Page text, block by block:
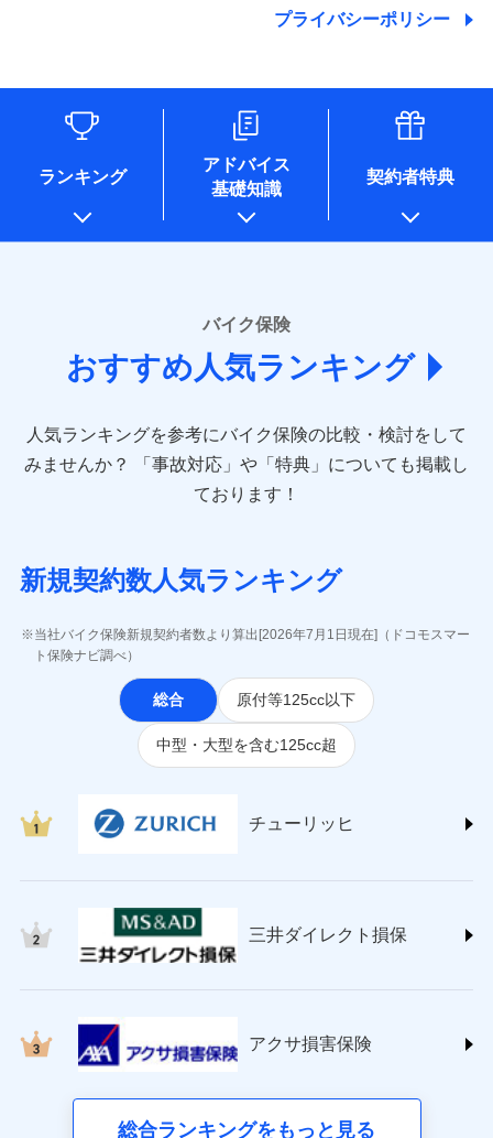
た維持管理等の委託業務遂行のため、またそれらに付帯、関
情報を取引のある他の保険会社の商品・サービスをご提案す
るために利用させていただくことがあります。）
各種セミナーの開催のため
アンケートやキャンペーン等の実施のため
上記に係る案内・手続き・管理等付帯業務を行うため
* 当社が委託を受けている保険会社の情報は、保険会社
のホームページに掲載しておりますので、ご確認くださ
あいおいニッセイ同和損害保険株式会社
(https://www.aioinissaydowa.co.jp/)
アクサ損害保険株式会社 (https://www.axa-
アニコム損害保険株式会社 (https://www.anicom-
sompo.co.jp/)
東京海上ダイレクト損害保険株式会社
(https://www.e-design.net/)
ＳＢＩ損害保険株式会社
ジェイアイ傷害火災保険株式会社
(https://www.jihoken.co.jp/)
ソニー損害保険株式会社
(https://www.sonysonpo.co.jp/)
損害保険ジャパン株式会社 (https://www.sompo-
japan.co.jp/)
ＳＯＭＰＯダイレクト損害保険株式会社
チューリッヒ保険会社 (https://www.zurich.co.jp/)
(https://www.nisshinfire.co.jp/)
ペット＆ファミリー損害保険株式会社
(https://www.petfamilyins.co.jp/)
三井住友海上火災保険株式会社 (https://www.ms-
三井ダイレクト損害保険株式会社
(https://www.mitsui-direct.co.jp/)
プライバシーポリシー
ランキング
アドバイス
基礎知識
契約者特典
バイク保険
おすすめ人気ランキング
人気ランキングを参考にバイク保険の比較・検討をして
みませんか？
「事故対応」や「特典」についても掲載し
ております！
新規契約数人気ランキング
当社バイク保険新規契約者数より算出[2026年7月1日現在]（ドコモスマー
ト保険ナビ調べ）
総合 原付等125cc以下
中型・大型を含む125cc超
チューリッヒ
三井ダイレクト損保
アクサ損害保険
総合ランキングをもっと見る